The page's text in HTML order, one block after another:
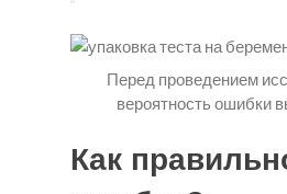
Перед проведением
вероятность ошибки
Как